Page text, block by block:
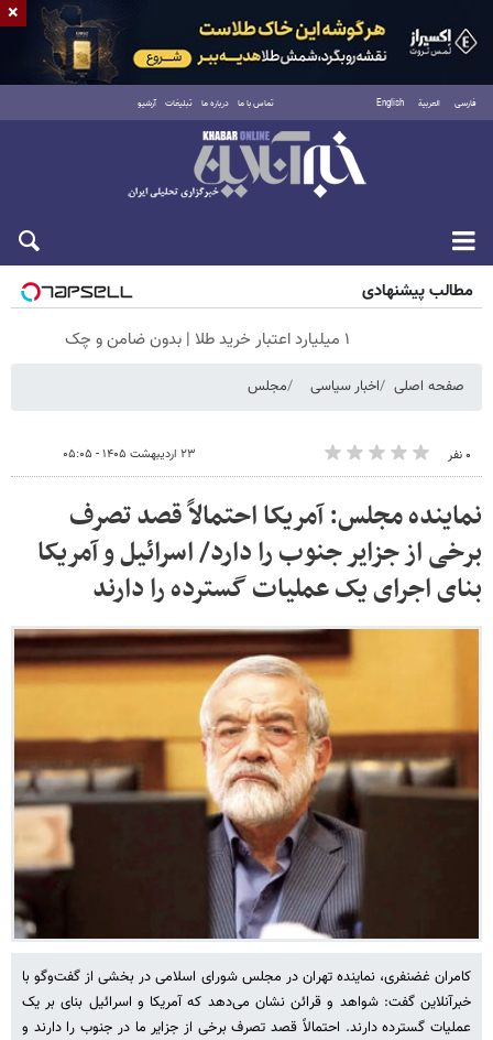
فارسی العربية English تماس با ما درباره ما تبلیغات آرشیو
جمعه ۱۶ مرداد ۱۴۰۵
مطالب پیشنهادی
۱ میلیارد اعتبار خرید طلا | بدون ضامن و چک
صفحه اصلی اخبار سیاسی مجلس
۰ نفر ۲۳ اردیبهشت ۱۴۰۵ - ۰۵:۰۵
نماینده مجلس: آمریکا احتمالاً قصد تصرف
برخی از جزایر جنوب را دارد/ اسرائیل و آمریکا
بنای اجرای یک عملیات گسترده را دارند
کامران غضنفری، نماینده تهران در مجلس شورای اسلامی در بخشی از گفت‌وگو با
خبرآنلاین گفت: شواهد و قرائن نشان می‌دهد که آمریکا و اسرائیل بنای بر یک
عملیات گسترده دارند. احتمالاً قصد تصرف برخی از جزایر ما در جنوب را دارند و
×